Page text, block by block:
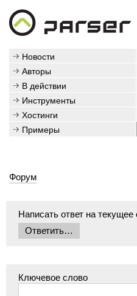
Новости
Авторы
В действии
Инструменты
Хостинги
Примеры
Форум
Написать ответ на
Ключевое слово